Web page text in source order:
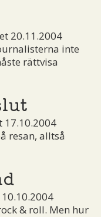
20.11.2004
inte
rättvisa
17.10.2004
resan, alltså
& roll. Men hur